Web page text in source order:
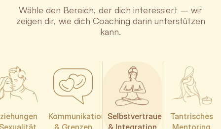
Wähle den Bereich, der dich interessiert – wir
zeigen dir, wie dich Coaching darin unterstützen
kann.
Kommunikation
& Grenzen
Selbstvertrauen
& Integration
Tantrisches
Mentoring